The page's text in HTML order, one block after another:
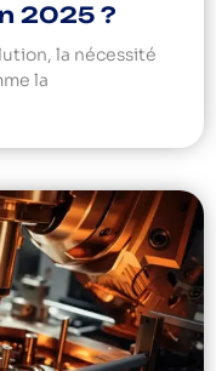
2025 ?
la nécessité
la